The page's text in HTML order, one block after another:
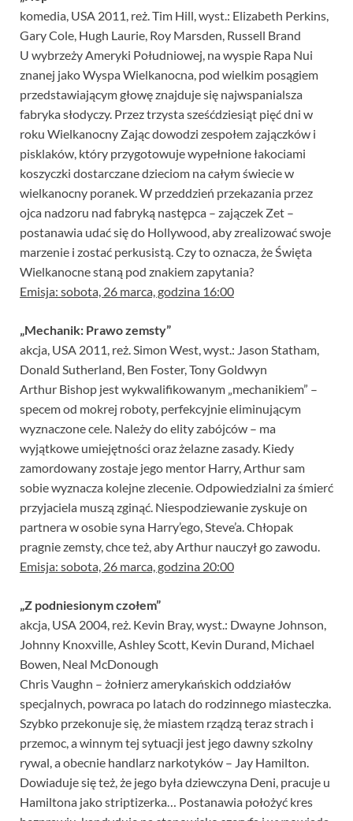
komedia, USA 2011, reż. Tim Hill, wyst.: Elizabeth Perkins,
Gary Cole, Hugh Laurie, Roy Marsden, Russell Brand
U wybrzeży Ameryki Południowej, na wyspie Rapa Nui
znanej jako Wyspa Wielkanocna, pod wielkim posągiem
przedstawiającym głowę znajduje się najwspanialsza
fabryka słodyczy. Przez trzysta sześćdziesiąt pięć dni w
roku Wielkanocny Zając dowodzi zespołem zajączków i
pisklaków, który przygotowuje wypełnione łakociami
koszyczki dostarczane dzieciom na całym świecie w
wielkanocny poranek. W przeddzień przekazania przez
ojca nadzoru nad fabryką następca – zajączek Zet –
postanawia udać się do Hollywood, aby zrealizować swoje
marzenie i zostać perkusistą. Czy to oznacza, że Święta
Wielkanocne staną pod znakiem zapytania?
Emisja: sobota, 26 marca, godzina 16:00
„Mechanik: Prawo zemsty”
akcja, USA 2011, reż. Simon West, wyst.: Jason Statham,
Donald Sutherland, Ben Foster, Tony Goldwyn
Arthur Bishop jest wykwalifikowanym „mechanikiem” –
specem od mokrej roboty, perfekcyjnie eliminującym
wyznaczone cele. Należy do elity zabójców – ma
wyjątkowe umiejętności oraz żelazne zasady. Kiedy
zamordowany zostaje jego mentor Harry, Arthur sam
sobie wyznacza kolejne zlecenie. Odpowiedzialni za śmierć
przyjaciela muszą zginąć. Niespodziewanie zyskuje on
partnera w osobie syna Harry’ego, Steve’a. Chłopak
pragnie zemsty, chce też, aby Arthur nauczył go zawodu.
Emisja: sobota, 26 marca, godzina 20:00
„Z podniesionym czołem”
akcja, USA 2004, reż. Kevin Bray, wyst.: Dwayne Johnson,
Johnny Knoxville, Ashley Scott, Kevin Durand, Michael
Bowen, Neal McDonough
Chris Vaughn – żołnierz amerykańskich oddziałów
specjalnych, powraca po latach do rodzinnego miasteczka.
Szybko przekonuje się, że miastem rządzą teraz strach i
przemoc, a winnym tej sytuacji jest jego dawny szkolny
rywal, a obecnie handlarz narkotyków – Jay Hamilton.
Dowiaduje się też, że jego była dziewczyna Deni, pracuje u
Hamiltona jako striptizerka… Postanawia położyć kres